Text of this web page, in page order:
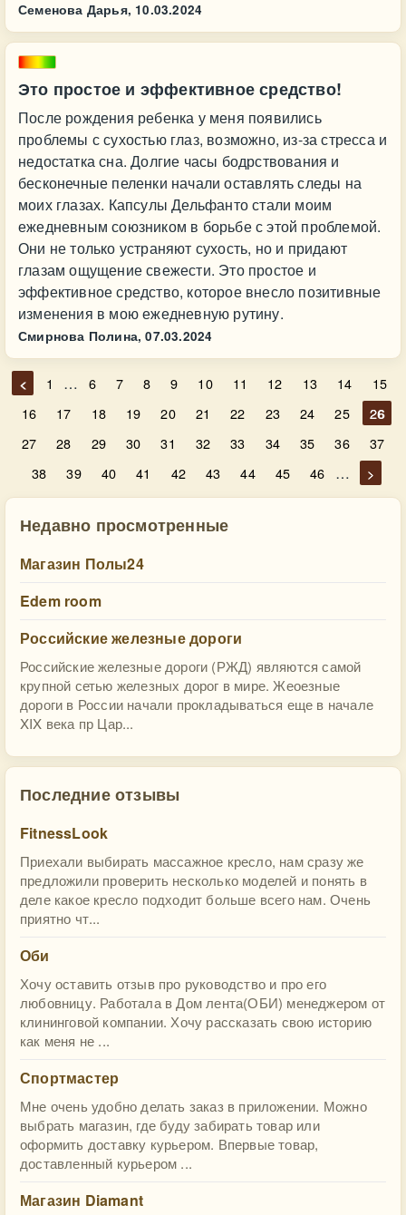
Семенова Дарья, 10.03.2024
Это простое и эффективное средство!
После рождения ребенка у меня появились
проблемы с сухостью глаз, возможно, из-за стресса и
недостатка сна. Долгие часы бодрствования и
бесконечные пеленки начали оставлять следы на
моих глазах. Капсулы Дельфанто стали моим
ежедневным союзником в борьбе с этой проблемой.
Они не только устраняют сухость, но и придают
глазам ощущение свежести. Это простое и
эффективное средство, которое внесло позитивные
изменения в мою ежедневную рутину.
Смирнова Полина, 07.03.2024
< 1 … 6 7 8 9 10 11 12 13 14
15
16
17 18 19 20 21 22 23 24 25
26
27
28 29 30 31 32 33 34 35 36
37
38
39 40 41 42 43 44 45 46 … >
Недавно просмотренные
Магазин Полы24
Edem room
Российские железные дороги
Российские железные дороги (РЖД) являются самой
крупной сетью железных дорог в мире. Жеоезные
дороги в России начали прокладываться еще в начале
XIX века пр Цар...
Последние отзывы
FitnessLook
Приехали выбирать массажное кресло, нам сразу же
предложили проверить несколько моделей и понять в
деле какое кресло подходит больше всего нам. Очень
приятно чт...
Оби
Хочу оставить отзыв про руководство и про его
любовницу. Работала в Дом лента(ОБИ) менеджером от
клининговой компании. Хочу рассказать свою историю
как меня не ...
Спортмастер
Мне очень удобно делать заказ в приложении. Можно
выбрать магазин, где буду забирать товар или
оформить доставку курьером. Впервые товар,
доставленный курьером ...
Магазин Diamant